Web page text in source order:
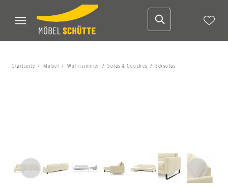
Startseite Möbel Wohnzimmer Sofas & Couches Ecksofas